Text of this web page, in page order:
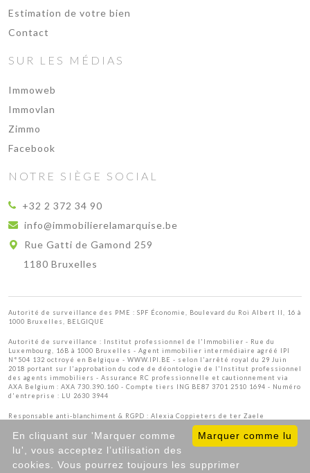
Estimation de votre bien
Contact
SUR LES MÉDIAS
Immoweb
Immovlan
Zimmo
Facebook
NOTRE SIÈGE SOCIAL
+32 2 372 34 90
info@immobilierelamarquise.be
Rue Gatti de Gamond 259
1180 Bruxelles
Autorité de surveillance des PME : SPF Économie, Boulevard du Roi Albert II, 16 à
1000 Bruxelles, BELGIQUE
Autorité de surveillance : Institut professionnel de l'Immobilier - Rue du
Luxembourg, 16B à 1000 Bruxelles - Agent immobilier intermédiaire agréé IPI
N°504 132 octroyé en Belgique - WWW.IPI.BE - selon l'arrêté royal du 29 Juin
2018 portant sur l'approbation du code de déontologie de l'Institut professionnel
des agents immobiliers - Assurance RC professionnelle et cautionnement via
AXA Belgium : AXA 730.390.160 - Compte tiers ING BE87 3701 2510 1694 - Numéro
d'entreprise : LU 2630 3944
Responsable anti-blanchiment & RGPD : Alexia Coppieters de ter Zaele
Marquer comme lu
En cliquant sur 'Marquer comme
lu', vous acceptez l’utilisation des
cookies. Vous pourrez toujours les supprimer
© 2026IPEFIX. All Rights Reserved.Conditions